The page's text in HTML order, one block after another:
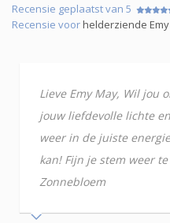
Recensie geplaatst van 5
Recensie voorhelderziende
Lieve Emy May, Wil jou
jouw liefdevolle lichte
weer in de juiste
kan! Fijn je stem weer
Zonnebloem